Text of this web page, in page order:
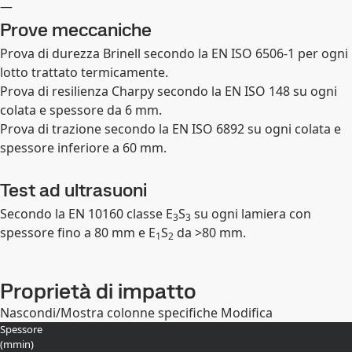
—
Espandi
Prove meccaniche
Prova di durezza Brinell secondo la EN ISO 6506-1 per ogni
lotto trattato termicamente.
Prova di resilienza Charpy secondo la EN ISO 148 su ogni
colata e spessore da 6 mm.
Prova di trazione secondo la EN ISO 6892 su ogni colata e
spessore inferiore a 60 mm.
Test ad ultrasuoni
Secondo la EN 10160 classe E3S3 su ogni lamiera con
spessore fino a 80 mm e E1S2 da >80 mm.
Proprietà di impatto
Nascondi/Mostra colonne specifiche Modifica
Spessore
(mmin)